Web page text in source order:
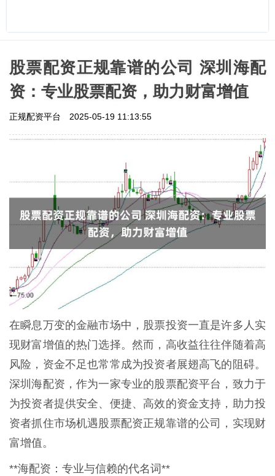
股票配资正规靠谱的公司 深圳海配
资：专业股票配资，助力财富增值
正规配资平台 2025-05-19 11:13:55
在瞬息万变的金融市场中，股票投资一直是许多人实
现财富增值的热门选择。然而，高收益往往伴随着高
风险，资金不足也常常成为投资者展翅高飞的阻碍。
深圳海配资，作为一家专业的股票配资平台，致力于
为投资者提供安全、便捷、高效的资金支持，助力投
资者抓住市场机遇股票配资正规靠谱的公司，实现财
富增值。
**海配资：专业与信赖的代名词**